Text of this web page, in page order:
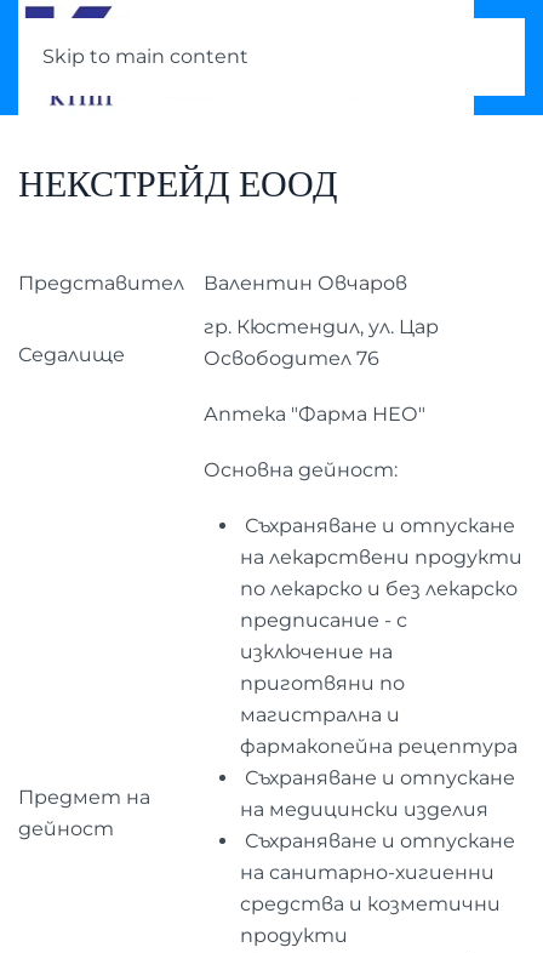
Skip to main content
НЕКСТРЕЙД ЕООД
Представител Валентин Овчаров
Седалище
гр. Кюстендил, ул. Цар
Освободител 76
Предмет на
дейност
Аптека "Фарма НЕО"
Основна дейност:
Съхраняване и отпускане
на лекарствени продукти
по лекарско и без лекарско
предписание - с
изключение на
приготвяни по
магистрална и
фармакопейна рецептура
Съхраняване и отпускане
на медицински изделия
Съхраняване и отпускане
на санитарно-хигиенни
средства и козметични
продукти